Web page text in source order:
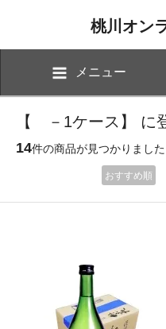
桃川オン
メニュー
【 －1ケース】 に
14件の商品が見つかりました
おすすめ順